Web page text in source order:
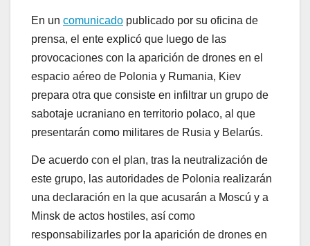
En un comunicado publicado por su oficina de
prensa, el ente explicó que luego de las
provocaciones con la aparición de drones en el
espacio aéreo de Polonia y Rumania, Kiev
prepara otra que consiste en infiltrar un grupo de
sabotaje ucraniano en territorio polaco, al que
presentarán como militares de Rusia y Belarús.
De acuerdo con el plan, tras la neutralización de
este grupo, las autoridades de Polonia realizarán
una declaración en la que acusarán a Moscú y a
Minsk de actos hostiles, así como
responsabilizarles por la aparición de drones en